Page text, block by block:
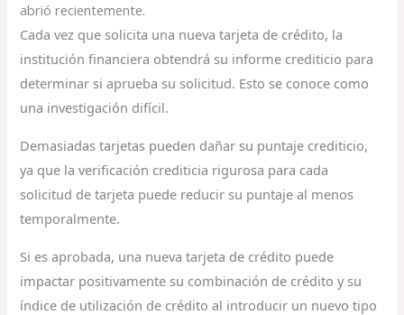
abrió recientemente.
Cada vez que solicita una nueva tarjeta de crédito, la
institución financiera obtendrá su informe crediticio para
determinar si aprueba su solicitud. Esto se conoce como
una investigación difícil.
Demasiadas tarjetas pueden dañar su puntaje crediticio,
ya que la verificación crediticia rigurosa para cada
solicitud de tarjeta puede reducir su puntaje al menos
temporalmente.
Si es aprobada, una nueva tarjeta de crédito puede
impactar positivamente su combinación de crédito y su
índice de utilización de crédito al introducir un nuevo tipo